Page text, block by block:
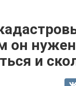
он
и